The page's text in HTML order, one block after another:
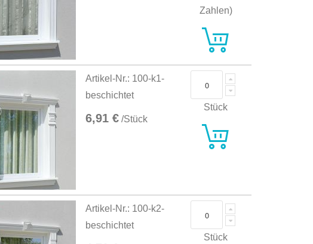
Zahlen)
Artikel-Nr.: 100-k1-
beschichtet
6,91 € /Stück
Stück
Artikel-Nr.: 100-k2-
beschichtet
Stück